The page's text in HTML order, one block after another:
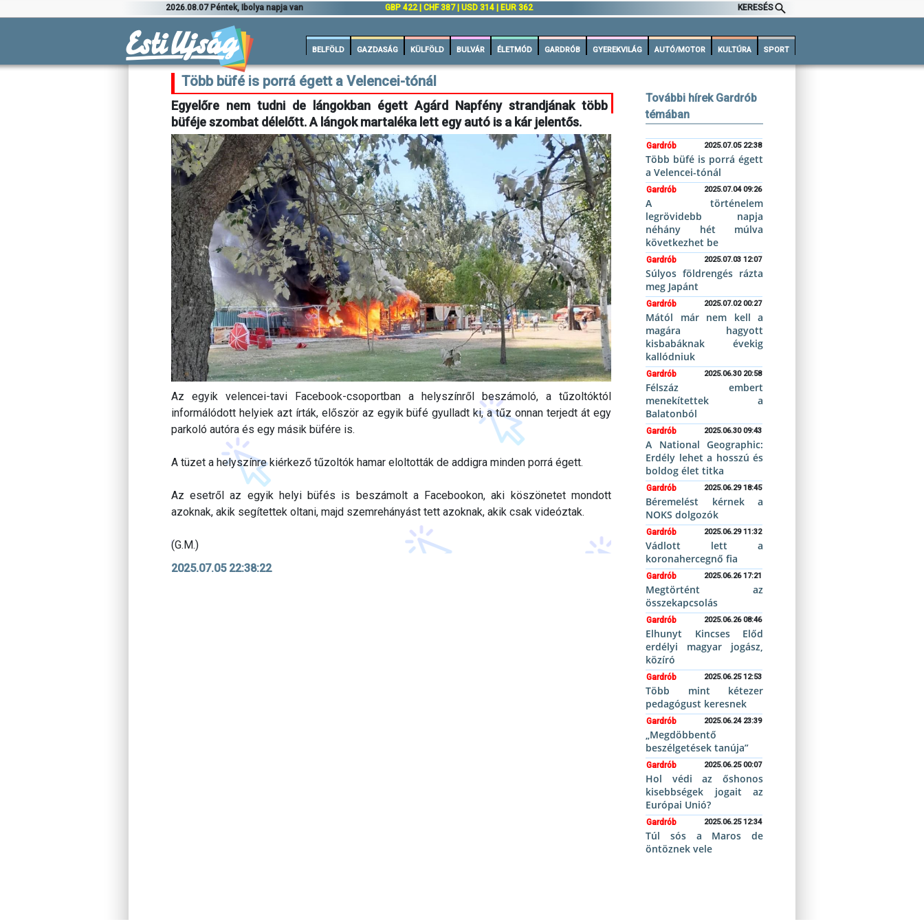
2026.08.07 Péntek, Ibolya napja van GBP 422 | CHF 387 | USD 314 | EUR 362 KERESÉS
BELFÖLD GAZDASÁG KÜLFÖLD BULVÁR ÉLETMÓD GARDRÓB GYEREKVILÁG AUTÓ/MOTOR KULTÚRA SPORT
Több büfé is porrá égett a Velencei-tónál
Egyelőre nem tudni de lángokban égett Agárd Napfény strandjának több
büféje szombat délelőtt. A lángok martaléka lett egy autó is a kár jelentős.
Az egyik velencei-tavi Facebook-csoportban a helyszínről beszámoló, a tűzoltóktól
informálódott helyiek azt írták, először az egyik büfé gyulladt ki, a tűz onnan terjedt át egy
parkoló autóra és egy másik büfére is.
A tüzet a helyszínre kiérkező tűzoltók hamar eloltották de addigra minden porrá égett.
Az esetről az egyik helyi büfés is beszámolt a Facebookon, aki köszönetet mondott
azoknak, akik segítettek oltani, majd szemrehányást tett azoknak, akik csak videóztak.
(G.M.)
2025.07.05 22:38:22
További hírek Gardrób
témában
Gardrób 2025.07.05 22:38
Több büfé is porrá égett
a Velencei-tónál
Gardrób 2025.07.04 09:26
A történelem
legrövidebb napja
néhány hét múlva
következhet be
Gardrób 2025.07.03 12:07
Súlyos földrengés rázta
meg Japánt
Gardrób 2025.07.02 00:27
Mától már nem kell a
magára hagyott
kisbabáknak évekig
kallódniuk
Gardrób 2025.06.30 20:58
Félszáz embert
menekítettek a
Balatonból
Gardrób 2025.06.30 09:43
A National Geographic:
Erdély lehet a hosszú és
boldog élet titka
Gardrób 2025.06.29 18:45
Béremelést kérnek a
NOKS dolgozók
Gardrób 2025.06.29 11:32
Vádlott lett a
koronahercegnő fia
Gardrób 2025.06.26 17:21
Megtörtént az
összekapcsolás
Gardrób 2025.06.26 08:46
Elhunyt Kincses Előd
erdélyi magyar jogász,
közíró
Gardrób 2025.06.25 12:53
Több mint kétezer
pedagógust keresnek
Gardrób 2025.06.24 23:39
„Megdöbbentő
beszélgetések tanúja”
Gardrób 2025.06.25 00:07
Hol védi az őshonos
kisebbségek jogait az
Európai Unió?
Gardrób 2025.06.25 12:34
Túl sós a Maros de
öntöznek vele